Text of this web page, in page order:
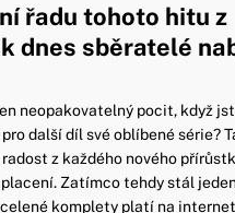
řadu tohoto hitu z
dnes sběratelé
neopakovatelný pocit, když
další díl své oblíbené série?
z každého nového
Zatímco tehdy stál
komplety platí na